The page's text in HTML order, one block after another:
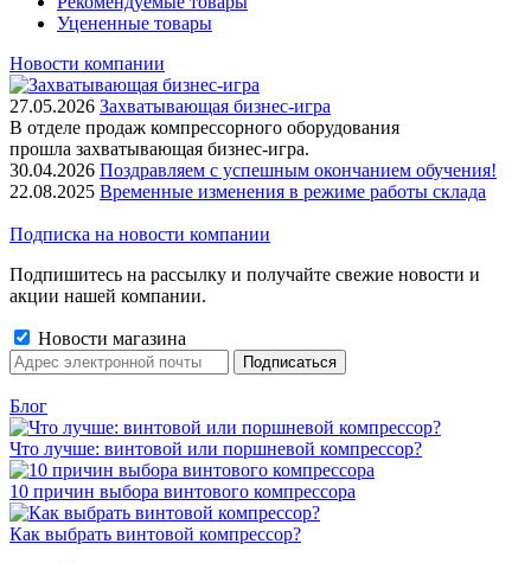
Уцененные товары
Новости компании
27.05.2026 Захватывающая бизнес-игра
В отделе продаж компрессорного оборудования
прошла захватывающая бизнес-игра.
30.04.2026 Поздравляем с успешным окончанием обучения!
22.08.2025 Временные изменения в режиме работы склада
Подписка на новости компании
Подпишитесь на рассылку и получайте свежие новости и
акции нашей компании.
Новости магазина
Блог
Что лучше: винтовой или поршневой компрессор?
10 причин выбора винтового компрессора
Как выбрать винтовой компрессор?